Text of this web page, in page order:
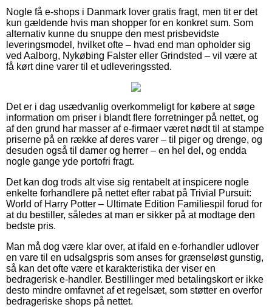
Nogle få e-shops i Danmark lover gratis fragt, men tit er det
kun gældende hvis man shopper for en konkret sum. Som
alternativ kunne du snuppe den mest prisbevidste
leveringsmodel, hvilket ofte – hvad end man opholder sig
ved Aalborg, Nykøbing Falster eller Grindsted – vil være at
få kørt dine varer til et udleveringssted.
Det er i dag usædvanlig overkommeligt for købere at søge
information om priser i blandt flere forretninger på nettet, og
af den grund har masser af e-firmaer været nødt til at stampe
priserne på en række af deres varer – til piger og drenge, og
desuden også til damer og herrer – en hel del, og endda
nogle gange yde portofri fragt.
Det kan dog trods alt vise sig rentabelt at inspicere nogle
enkelte forhandlere på nettet efter rabat på Trivial Pursuit:
World of Harry Potter – Ultimate Edition Familiespil forud for
at du bestiller, således at man er sikker på at modtage den
bedste pris.
Man må dog være klar over, at ifald en e-forhandler udlover
en vare til en udsalgspris som anses for grænseløst gunstig,
så kan det ofte være et karakteristika der viser en
bedragerisk e-handler. Bestillinger med betalingskort er ikke
desto mindre omfavnet af et regelsæt, som støtter en overfor
bedrageriske shops på nettet.